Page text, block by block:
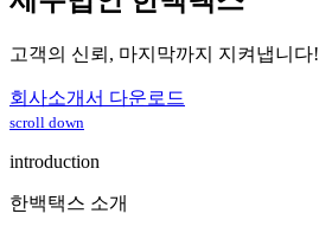
고객의 신뢰, 마지막까지 지켜냅니다!
회사소개서 다운로드
scroll down
introduction
한백택스 소개